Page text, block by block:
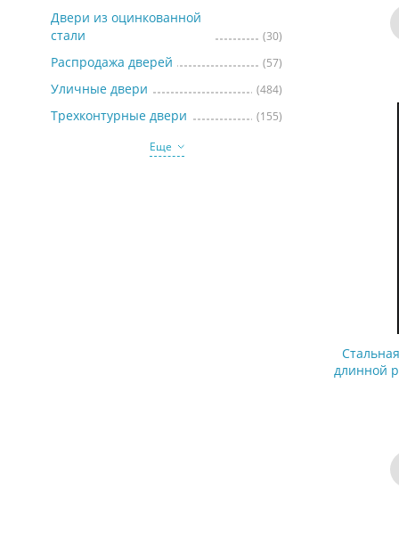
Двери из оцинкованной
стали
(30)
Распродажа дверей (57)
Уличные двери (484)
Трехконтурные двери
(155)
Еще
длинной